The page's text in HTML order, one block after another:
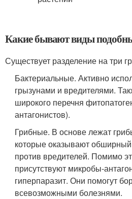
Какие бывают виды
Существует разделение на три
Бактериальные. Активно
грызунами и вредителями.
широкого перечня
антагонистов).
Грибные. В основе лежат
которые оказывают обширный
против вредителей. Помимо
присутствуют микробы-
гиперпаразит. Они помогут
всевозможными болезнями.